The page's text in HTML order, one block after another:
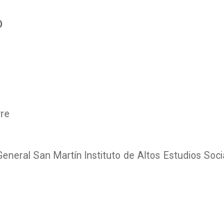
San Martín Instituto de Altos Estudios